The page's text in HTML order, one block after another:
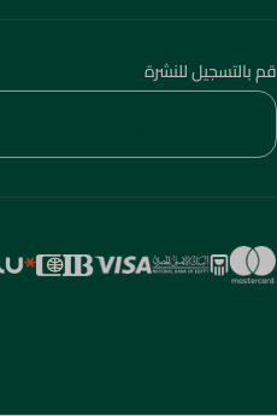
قم بالتسجيل للنشرة